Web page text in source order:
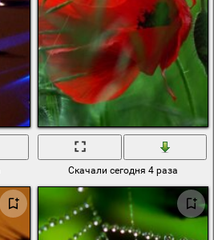
Скачали сегодня 4 раза